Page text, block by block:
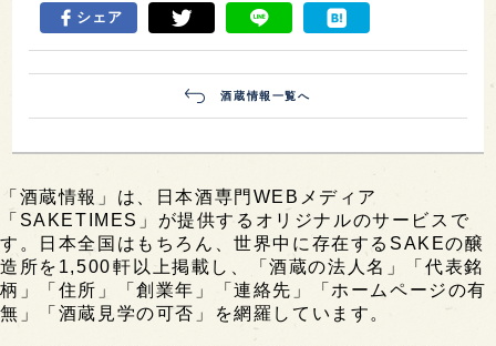
シェア
酒蔵情報一覧へ
「酒蔵情報」は、日本酒専門WEBメディア
「SAKETIMES」が提供するオリジナルのサービスで
す。日本全国はもちろん、世界中に存在するSAKEの醸
造所を1,500軒以上掲載し、「酒蔵の法人名」「代表銘
柄」「住所」「創業年」「連絡先」「ホームページの有
無」「酒蔵見学の可否」を網羅しています。